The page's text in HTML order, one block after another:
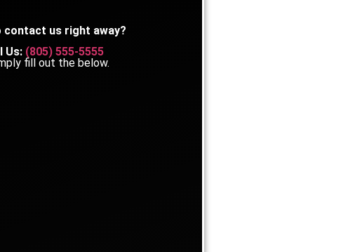
contact us right away?
Us: (805) 555-5555
fill out the below.